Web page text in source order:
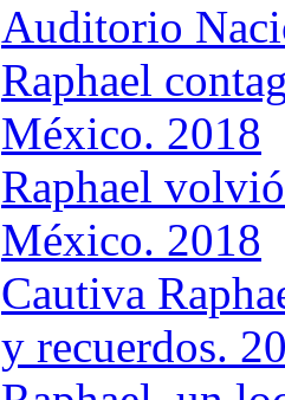
Auditorio
Raphael
México. 2018
Raphael
México. 2018
Cautiva
y recuerdos.